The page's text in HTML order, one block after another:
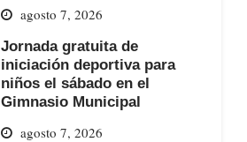
agosto 7, 2026
Jornada gratuita de
iniciación deportiva para
niños el sábado en el
Gimnasio Municipal
agosto 7, 2026